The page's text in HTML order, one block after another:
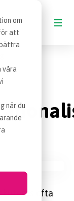
om
att
våra
när du
ofta